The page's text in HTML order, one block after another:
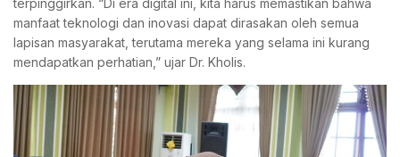
terpinggirkan. “Di era digital ini, kita harus memastikan bahwa
manfaat teknologi dan inovasi dapat dirasakan oleh semua
lapisan masyarakat, terutama mereka yang selama ini kurang
mendapatkan perhatian,” ujar Dr. Kholis.